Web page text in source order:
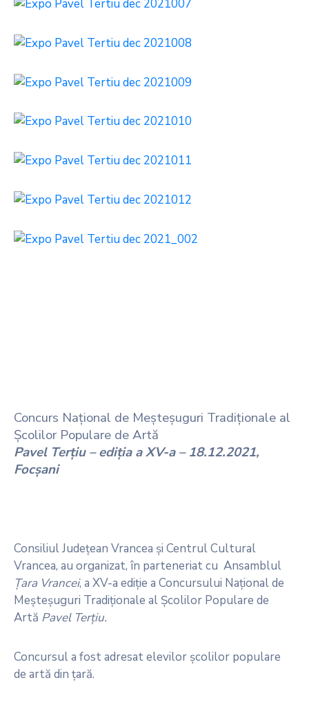
Concurs Naţional de Meşteşuguri Tradiţionale al
Şcolilor Populare de Artă
Pavel Terţiu – ediţia a XV-a – 18.12.2021,
Focşani
Consiliul Judeţean Vrancea şi Centrul Cultural
Vrancea, au organizat, în parteneriat cu Ansamblul
Ţara Vrancei, a XV-a ediţie a Concursului Naţional de
Meşteşuguri Tradiţionale al Şcolilor Populare de
Artă Pavel Terţiu.
Concursul a fost adresat elevilor şcolilor populare
de artă din ţară.